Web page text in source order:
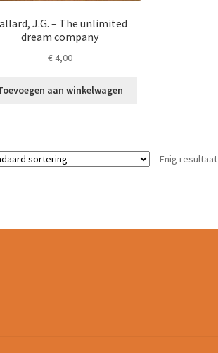
J.G. – The unlimited
dream company
€4,00
aan winkelwagen
Enig resultaat